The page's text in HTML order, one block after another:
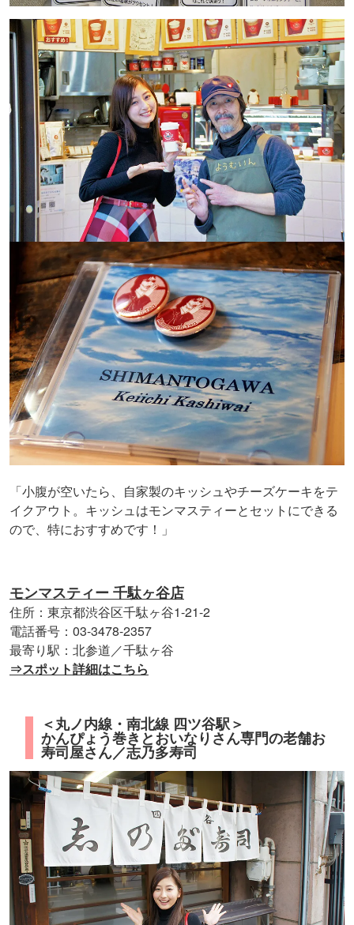
「小腹が空いたら、自家製のキッシュやチーズケーキをテ
イクアウト。キッシュはモンマスティーとセットにできる
ので、特におすすめです！」
モンマスティー 千駄ヶ谷店
住所：東京都渋谷区千駄ヶ谷1-21-2
電話番号：03-3478-2357
最寄り駅：北参道／千駄ヶ谷
⇒スポット詳細はこちら
＜丸ノ内線・南北線 四ツ谷駅＞
かんぴょう巻きとおいなりさん専門の老舗お
寿司屋さん／志乃多寿司